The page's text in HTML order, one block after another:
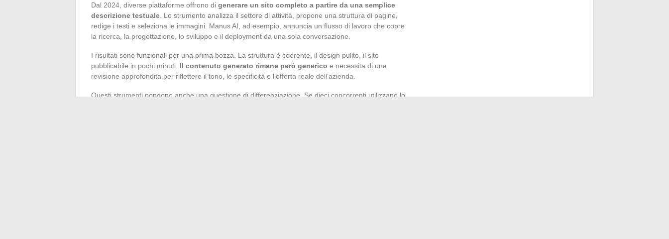
Dal 2024, diverse piattaforme offrono di generare un sito completo a partire da una semplice
descrizione testuale . Lo strumento analizza il settore di attività, propone una struttura di pagine,
redige i testi e seleziona le immagini. Manus AI, ad esempio, annuncia un flusso di lavoro che copre
la ricerca, la progettazione, lo sviluppo e il deployment da una sola conversazione.
I risultati sono funzionali per una prima bozza. La struttura è coerente, il design pulito, il sito
pubblicabile in pochi minuti. Il contenuto generato rimane però generico e necessita di una
revisione approfondita per riflettere il tono, le specificità e l’offerta reale dell’azienda.
Questi strumenti pongono anche una questione di differenziazione. Se dieci concorrenti utilizzano lo